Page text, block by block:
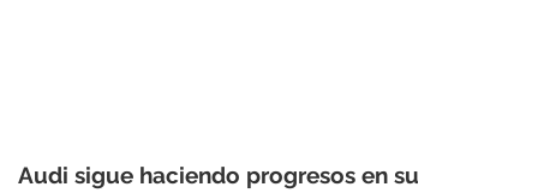
Audi sigue haciendo progresos en su